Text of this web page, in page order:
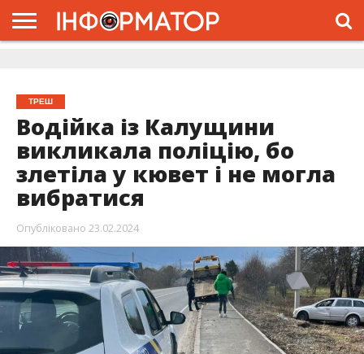
ТРЕШ
Водійка із Калущини
викликала поліцію, бо
злетіла у кювет і не могла
вибратися
Опубліковано 23.02.2024